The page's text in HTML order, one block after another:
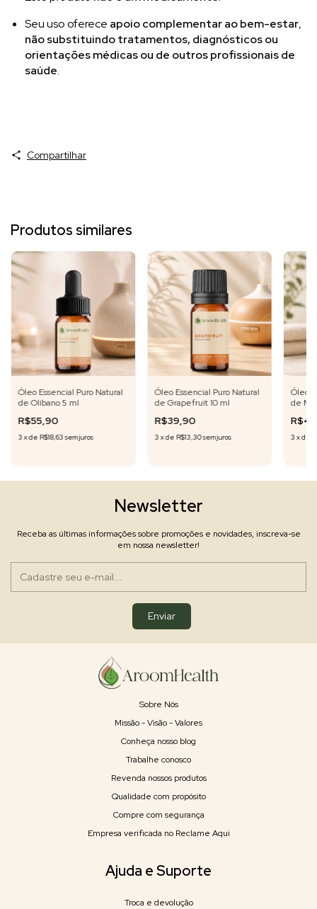
Seu uso oferece apoio complementar ao bem-estar,
não substituindo tratamentos, diagnósticos ou
orientações médicas ou de outros profissionais de
saúde.
Compartilhar
Produtos similares
Óleo Essencial Puro Natural
de Olíbano 5 ml
R$55,90
3 xde R$18,63 sem juros
Óleo Essencial Puro Natural
de Grapefruit 10 ml
R$39,90
3xde R$13,30sem juros
Óleo
de
3 xde
Newsletter
Receba as últimas informações sobre promoções e novidades, inscreva-se
em nossa newsletter!
Sobre Nós
Missão - Visão - Valores
Conheça nosso blog
Trabalhe conosco
Revenda nossos produtos
Qualidade com propósito
Compre com segurança
Empresa verificada no Reclame Aqui
Ajuda e Suporte
Troca e devolução